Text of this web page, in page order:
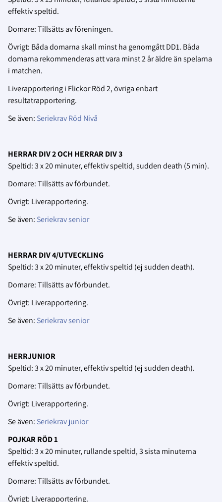
effektiv speltid.
Domare: Tillsätts av föreningen.
Övrigt: Båda domarna skall minst ha genomgått DD1. Båda
domarna rekommenderas att vara minst 2 år äldre än spelarna
i matchen.
Liverapportering i Flickor Röd 2, övriga enbart
resultatrapportering.
Se även: Seriekrav Röd Nivå
HERRAR DIV 2 OCH HERRAR DIV 3
Speltid: 3 x 20 minuter, effektiv speltid, sudden death (5 min).
Domare: Tillsätts av förbundet.
Övrigt: Liverapportering.
Se även: Seriekrav senior
HERRAR DIV 4/UTVECKLING
Speltid: 3 x 20 minuter, effektiv speltid (ej sudden death).
Domare: Tillsätts av förbundet.
Övrigt: Liverapportering.
Se även: Seriekrav senior
HERRJUNIOR
Speltid: 3 x 20 minuter, effektiv speltid (ej sudden death).
Domare: Tillsätts av förbundet.
Övrigt: Liverapportering.
Se även: Seriekrav junior
POJKAR RÖD 1
Speltid: 3 x 20 minuter, rullande speltid, 3 sista minuterna
effektiv speltid.
Domare: Tillsätts av förbundet.
Övrigt: Liverapportering.